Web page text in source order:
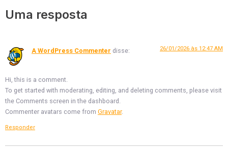
Uma resposta
A WordPress Commenter disse: 26/01/2026 às 12:47 AM
Hi, this is a comment.
To get started with moderating, editing, and deleting comments, please visit
the Comments screen in the dashboard.
Commenter avatars come from Gravatar.
Responder